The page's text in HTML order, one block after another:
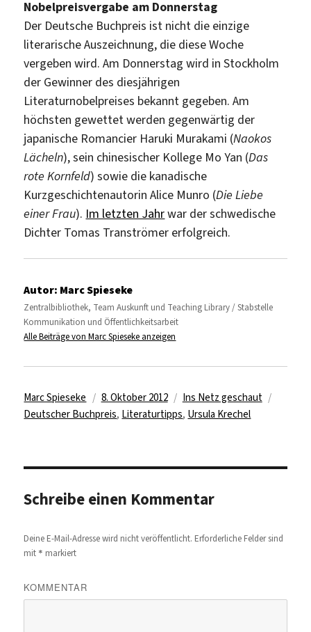
Nobelpreisvergabe am Donnerstag
Der Deutsche Buchpreis ist nicht die einzige
literarische Auszeichnung, die diese Woche
vergeben wird. Am Donnerstag wird in Stockholm
der Gewinner des diesjährigen
Literaturnobelpreises bekannt gegeben. Am
höchsten gewettet werden gegenwärtig der
japanische Romancier Haruki Murakami (Naokos
Lächeln), sein chinesischer Kollege Mo Yan (Das
rote Kornfeld) sowie die kanadische
Kurzgeschichtenautorin Alice Munro (Die Liebe
einer Frau). Im letzten Jahrwar der schwedische
Dichter Tomas Tranströmer erfolgreich.
Autor: Marc Spieseke
Zentralbibliothek, Team Auskunft und Teaching Library / Stabstelle
Kommunikation und Öffentlichkeitsarbeit
Alle Beiträge von Marc Spieseke anzeigen
Autor
Marc Spieseke
Veröffentlicht
am
8. Oktober 2012 Kategorien
Ins Netz geschaut
Deutscher Buchpreis, Literaturtipps, Ursula Krechel
Schreibe einen Kommentar
Deine E-Mail-Adresse wird nicht veröffentlicht. Erforderliche Felder sind
mit * markiert
KOMMENTAR